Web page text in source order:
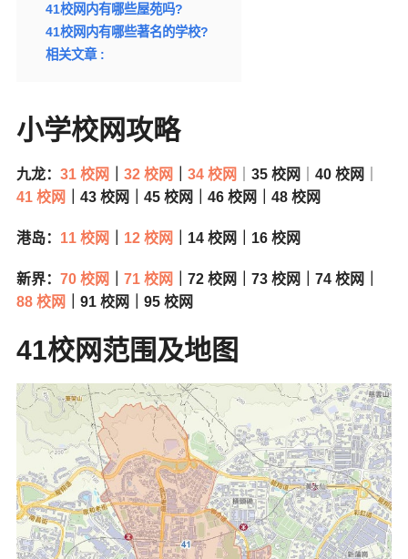
41校网内有哪些屋苑吗?
41校网内有哪些著名的学校?
相关文章 :
小学校网攻略
九龙： 31 校网 32 校网 34 校网 35 校网 40 校网
41 校网
｜43 校网｜45 校网｜46 校网｜48 校网
港岛： 11 校网 12 校网 ｜14 校网｜16 校网
新界： 70 校网 71 校网
｜72 校网｜73 校网｜74 校网｜
88 校网
｜91 校网｜95 校网
41校网范围及地图